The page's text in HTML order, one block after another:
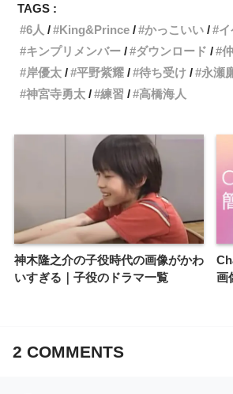
TAGS :
6人
King&Prince かっこいい
キンプリメンバー
ダウンロード
岸優太
平野紫耀 待ち受け 永瀬
神宮寺勇太
練習 高橋海人
神木隆之介の子役時代の画像がかわ
いすぎる｜子役のドラマ一覧
画
2 COMMENTS